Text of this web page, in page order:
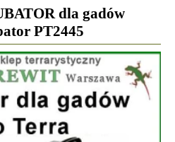
dla gadów
PT2445